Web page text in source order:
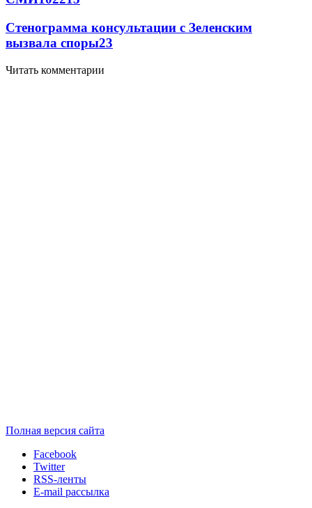
Стенограмма консультации с Зеленским
вызвала споры23
Читать комментарии
Полная версия сайта
Facebook
Twitter
RSS-ленты
E-mail рассылка